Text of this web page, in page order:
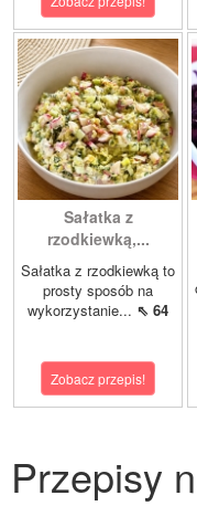
Sałatka z
rzodkiewką,...
Sałatka z rzodkiewką to
prosty sposób na
wykorzystanie... ⇖ 64
Zobacz przepis!
Przepisy